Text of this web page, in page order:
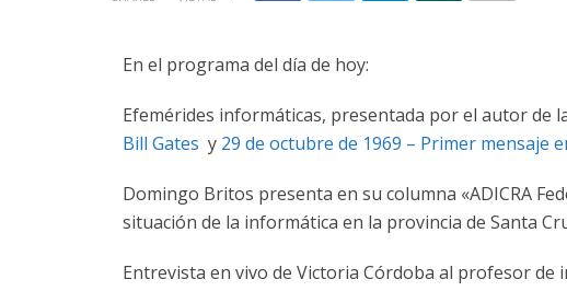
En el programa del día de hoy:
Efemérides informáticas, presentada por el autor de
Bill Gates y 29 de octubre de 1969 – Primer mensaje
Domingo Britos presenta en su columna «ADICRA
situación de la informática en la provincia de Santa
Entrevista en vivo de Victoria Córdoba al profesor de